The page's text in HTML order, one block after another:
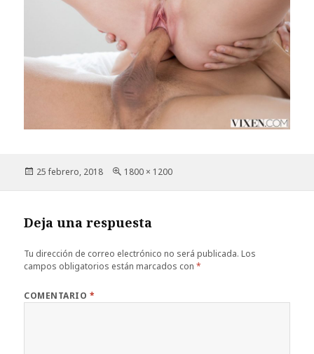
Publicado
25 febrero, 2018
Tamaño
1800 × 1200
Deja una respuesta
Tu dirección de correo electrónico no será publicada. Los
campos obligatorios están marcados con*
COMENTARIO *